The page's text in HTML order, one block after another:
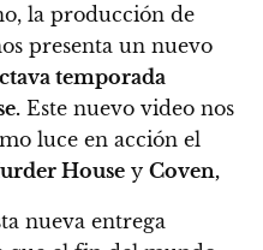
la producción de
presenta un nuevo
temporada
Este nuevo video nos
luce en acción el
House y Coven,
nueva entrega